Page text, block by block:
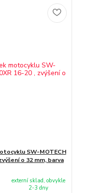
SW-MOTECH
o 32 mm, barva
externí sklad, obvykle
2-3 dny